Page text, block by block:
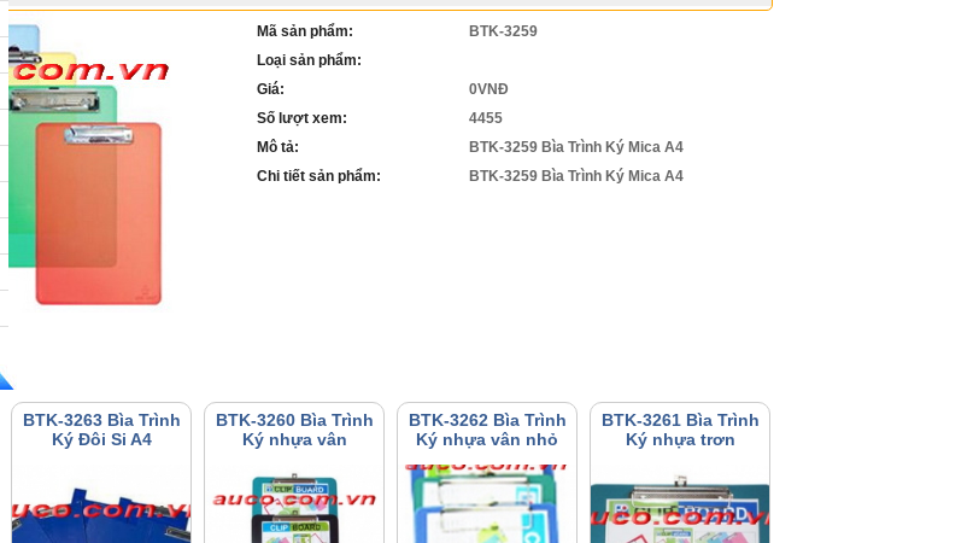
Mã sản phẩm:
BTK-3259
Loại sản phẩm:
Giá:
0VNĐ
Số lượt xem:
4455
Mô tả:
BTK-3259 Bìa Trình Ký Mica A4
Chi tiết sản phẩm:
BTK-3259 Bìa Trình Ký Mica A4
BTK-3263 Bìa Trình
Ký Đôi Si A4
BTK-3260 Bìa Trình
Ký nhựa vân
BTK-3262 Bìa Trình
Ký nhựa vân nhỏ
BTK-3261 Bìa Trình
Ký nhựa trơn